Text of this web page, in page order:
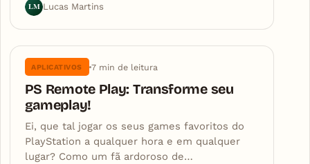
LM Lucas Martins
APLICATIVOS 7 min de leitura
PS Remote Play: Transforme seu
gameplay!
Ei, que tal jogar os seus games favoritos do
PlayStation a qualquer hora e em qualquer
lugar? Como um fã ardoroso de…